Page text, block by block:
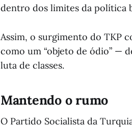
dentro dos limites da política
Assim, o surgimento do TKP
como um “objeto de ódio” —
luta de classes.
Mantendo o rumo
O Partido Socialista da